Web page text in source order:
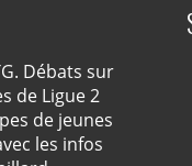
Débats sur
de Ligue 2
de jeunes
les infos